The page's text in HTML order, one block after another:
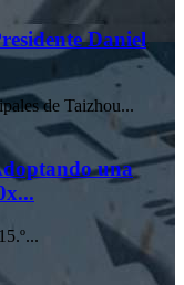
Daniel
de Taizhou...
una